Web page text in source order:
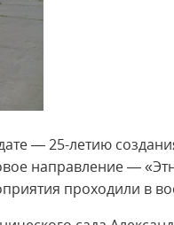
— 25-летию
направление —
проходили в